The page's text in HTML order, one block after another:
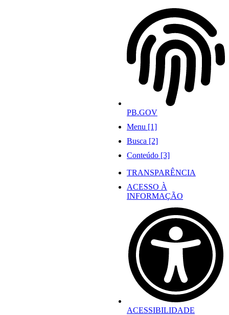
PB.GOV
Menu [1]
Busca [2]
Conteúdo [3]
TRANSPARÊNCIA
ACESSO À
INFORMAÇÃO
ACESSIBILIDADE